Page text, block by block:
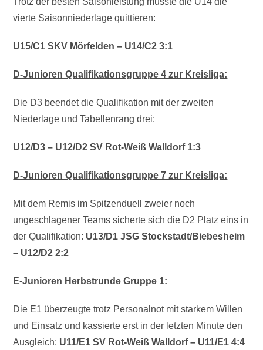
vierte Saisonniederlage quittieren:
U15/C1 SKV Mörfelden – U14/C2 3:1
D-Junioren Qualifikationsgruppe 4 zur Kreisliga:
Die D3 beendet die Qualifikation mit der zweiten
Niederlage und Tabellenrang drei:
U12/D3 – U12/D2 SV Rot-Weiß Walldorf 1:3
D-Junioren Qualifikationsgruppe 7 zur Kreisliga:
Mit dem Remis im Spitzenduell zweier noch
ungeschlagener Teams sicherte sich die D2 Platz eins in
der Qualifikation: U13/D1 JSG Stockstadt/Biebesheim
– U12/D2 2:2
E-Junioren Herbstrunde Gruppe 1:
Die E1 überzeugte trotz Personalnot mit starkem Willen
und Einsatz und kassierte erst in der letzten Minute den
Ausgleich: U11/E1 SV Rot-Weiß Walldorf – U11/E1 4:4